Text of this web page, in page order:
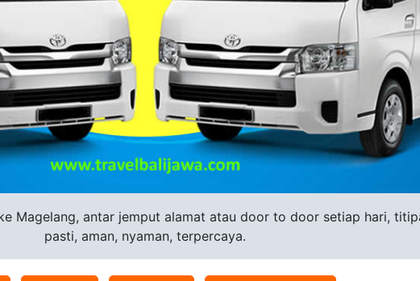
Magelang, antar jemput alamat atau door to door setiap hari,
pasti, aman, nyaman, terpercaya.